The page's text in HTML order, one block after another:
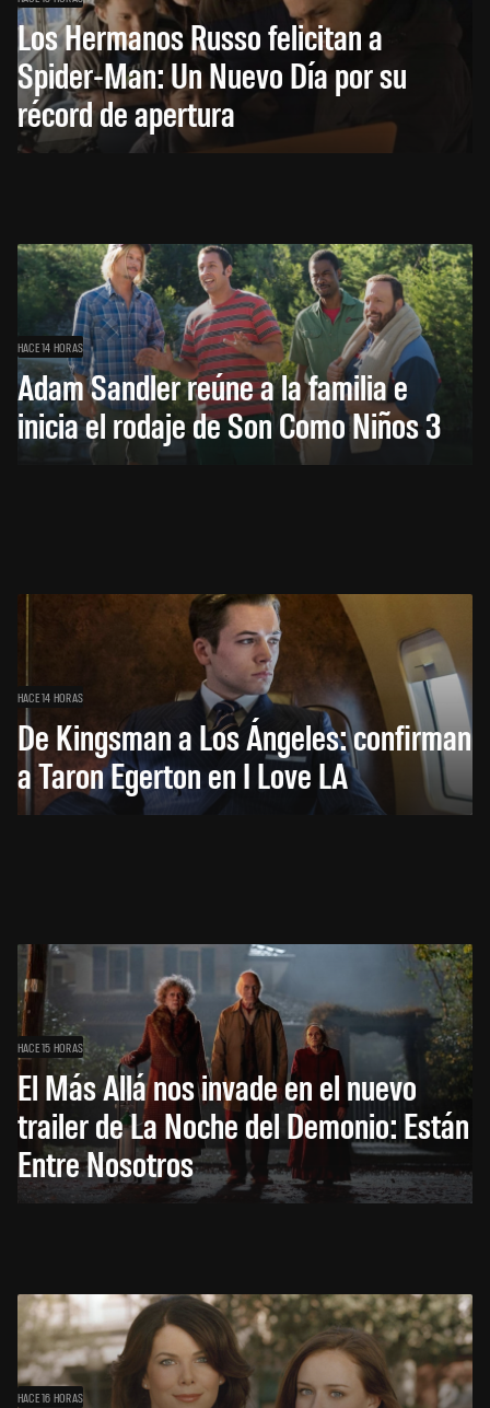
Los Hermanos Russo felicitan a
Spider-Man: Un Nuevo Día por su
récord de apertura
HACE 14 HORAS
Adam Sandler reúne a la familia e
inicia el rodaje de Son Como Niños 3
HACE 14 HORAS
De Kingsman a Los Ángeles: confirman
a Taron Egerton en I Love LA
HACE 15 HORAS
El Más Allá nos invade en el nuevo
trailer de La Noche del Demonio: Están
Entre Nosotros
HACE 16 HORAS